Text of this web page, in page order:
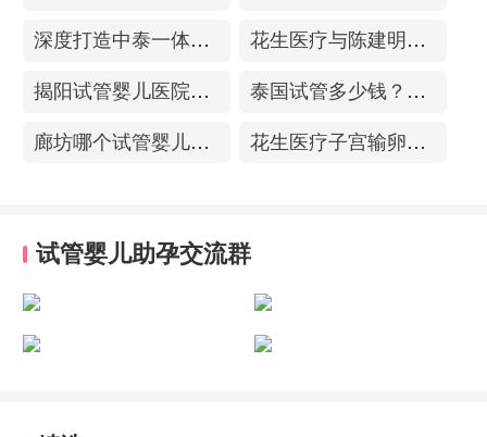
深度打造中泰一体化医疗体系！花生医疗中国专家团赴泰考察交流 花生医疗与陈建明教授达成战略合作，共促精准保胎事业发展
揭阳试管婴儿医院排名，附带试管成功率 泰国试管多少钱？收费包含什么项目？不成功能退款？
廊坊哪个试管婴儿医院可以包成功？内附试管费用! 花生医疗子宫输卵管造影中心
试管婴儿助孕交流群